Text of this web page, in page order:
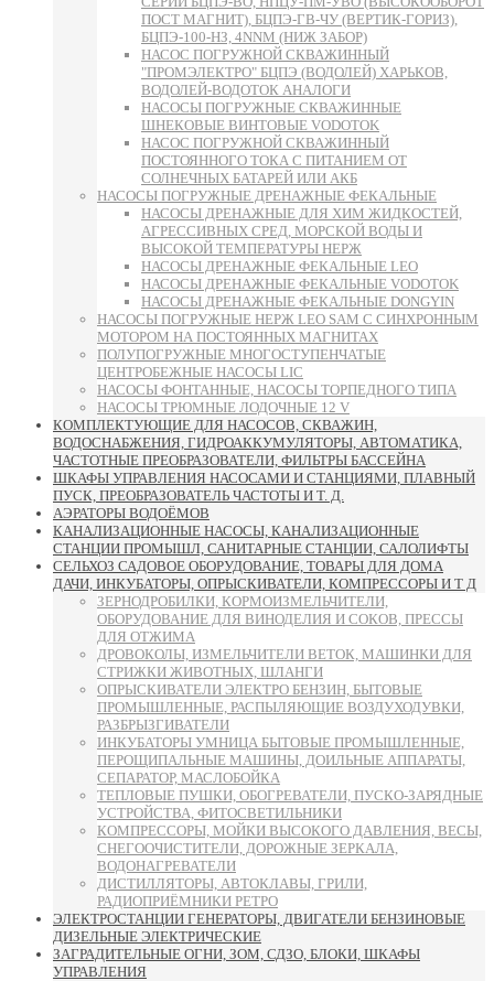
ПОСТ МАГНИТ), БЦПЭ-ГВ-ЧУ (ВЕРТИК-ГОРИЗ),
БЦПЭ-100-НЗ, 4NNM (НИЖ ЗАБОР)
НАСОС ПОГРУЖНОЙ СКВАЖИННЫЙ
"ПРОМЭЛЕКТРО" БЦПЭ (ВОДОЛЕЙ) ХАРЬКОВ,
ВОДОЛЕЙ-ВОДОТОК АНАЛОГИ
НАСОСЫ ПОГРУЖНЫЕ СКВАЖИННЫЕ
ШНЕКОВЫЕ ВИНТОВЫЕ VODOTOK
НАСОС ПОГРУЖНОЙ СКВАЖИННЫЙ
ПОСТОЯННОГО ТОКА С ПИТАНИЕМ ОТ
СОЛНЕЧНЫХ БАТАРЕЙ ИЛИ АКБ
НАСОСЫ ПОГРУЖНЫЕ ДРЕНАЖНЫЕ ФЕКАЛЬНЫЕ
НАСОСЫ ДРЕНАЖНЫЕ ДЛЯ ХИМ ЖИДКОСТЕЙ,
АГРЕССИВНЫХ СРЕД, МОРСКОЙ ВОДЫ И
ВЫСОКОЙ ТЕМПЕРАТУРЫ НЕРЖ
НАСОСЫ ДРЕНАЖНЫЕ ФЕКАЛЬНЫЕ LEO
НАСОСЫ ДРЕНАЖНЫЕ ФЕКАЛЬНЫЕ VODOTOK
НАСОСЫ ДРЕНАЖНЫЕ ФЕКАЛЬНЫЕ DONGYIN
НАСОСЫ ПОГРУЖНЫЕ НЕРЖ LEO SAM С СИНХРОННЫМ
МОТОРОМ НА ПОСТОЯННЫХ МАГНИТАХ
ПОЛУПОГРУЖНЫЕ МНОГОСТУПЕНЧАТЫЕ
ЦЕНТРОБЕЖНЫЕ НАСОСЫ LIC
НАСОСЫ ФОНТАННЫЕ, НАСОСЫ ТОРПЕДНОГО ТИПА
НАСОСЫ ТРЮМНЫЕ ЛОДОЧНЫЕ 12 V
КОМПЛЕКТУЮЩИЕ ДЛЯ НАСОСОВ, СКВАЖИН,
ВОДОСНАБЖЕНИЯ, ГИДРОАККУМУЛЯТОРЫ, АВТОМАТИКА,
ЧАСТОТНЫЕ ПРЕОБРАЗОВАТЕЛИ, ФИЛЬТРЫ БАССЕЙНА
ШКАФЫ УПРАВЛЕНИЯ НАСОСАМИ И СТАНЦИЯМИ, ПЛАВНЫЙ
ПУСК, ПРЕОБРАЗОВАТЕЛЬ ЧАСТОТЫ И Т. Д.
АЭРАТОРЫ ВОДОЁМОВ
КАНАЛИЗАЦИОННЫЕ НАСОСЫ, КАНАЛИЗАЦИОННЫЕ
СТАНЦИИ ПРОМЫШЛ, САНИТАРНЫЕ СТАНЦИИ, САЛОЛИФТЫ
СЕЛЬХОЗ САДОВОЕ ОБОРУДОВАНИЕ, ТОВАРЫ ДЛЯ ДОМА
ДАЧИ, ИНКУБАТОРЫ, ОПРЫСКИВАТЕЛИ, КОМПРЕССОРЫ И Т Д
ЗЕРНОДРОБИЛКИ, КОРМОИЗМЕЛЬЧИТЕЛИ,
ОБОРУДОВАНИЕ ДЛЯ ВИНОДЕЛИЯ И СОКОВ, ПРЕССЫ
ДЛЯ ОТЖИМА
ДРОВОКОЛЫ, ИЗМЕЛЬЧИТЕЛИ ВЕТОК, МАШИНКИ ДЛЯ
СТРИЖКИ ЖИВОТНЫХ, ШЛАНГИ
ОПРЫСКИВАТЕЛИ ЭЛЕКТРО БЕНЗИН, БЫТОВЫЕ
ПРОМЫШЛЕННЫЕ, РАСПЫЛЯЮЩИЕ ВОЗДУХОДУВКИ,
РАЗБРЫЗГИВАТЕЛИ
ИНКУБАТОРЫ УМНИЦА БЫТОВЫЕ ПРОМЫШЛЕННЫЕ,
ПЕРОЩИПАЛЬНЫЕ МАШИНЫ, ДОИЛЬНЫЕ АППАРАТЫ,
СЕПАРАТОР, МАСЛОБОЙКА
ТЕПЛОВЫЕ ПУШКИ, ОБОГРЕВАТЕЛИ, ПУСКО-ЗАРЯДНЫЕ
УСТРОЙСТВА, ФИТОСВЕТИЛЬНИКИ
КОМПРЕССОРЫ, МОЙКИ ВЫСОКОГО ДАВЛЕНИЯ, ВЕСЫ,
СНЕГООЧИСТИТЕЛИ, ДОРОЖНЫЕ ЗЕРКАЛА,
ВОДОНАГРЕВАТЕЛИ
ДИСТИЛЛЯТОРЫ, АВТОКЛАВЫ, ГРИЛИ,
РАДИОПРИЁМНИКИ РЕТРО
ЭЛЕКТРОСТАНЦИИ ГЕНЕРАТОРЫ, ДВИГАТЕЛИ БЕНЗИНОВЫЕ
ДИЗЕЛЬНЫЕ ЭЛЕКТРИЧЕСКИЕ
ЗАГРАДИТЕЛЬНЫЕ ОГНИ, ЗОМ, СДЗО, БЛОКИ, ШКАФЫ
УПРАВЛЕНИЯ